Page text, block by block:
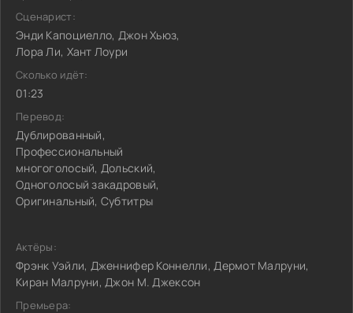
Сценарист:
Энди Капоциелло, Джон Хьюз,
Лора Ли, Хант Лоури
Сколько идёт:
01:23
Перевод:
Дублированный,
Профессиональный
многоголосый, Дольский,
Одноголосый закадровый,
Оригинальный, Субтитры
Актёры:
Фрэнк Уэйли, Дженнифер Коннелли, Дермот Малруни,
Киран Малруни, Джон М. Джексон
Премьера: